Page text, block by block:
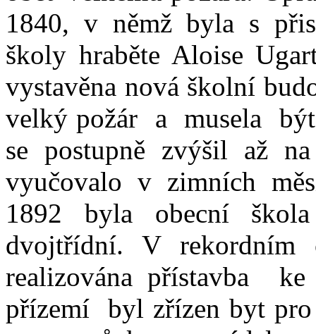
1840, v němž byla s
školy hraběte Aloise
vystavěna nová školní
velký požár a musela
se postupně zvýšil až
vyučovalo v zimních
1892 byla obecní
dvojtřídní. V rekordním
realizována přístavba
přízemí byl zřízen byt pro